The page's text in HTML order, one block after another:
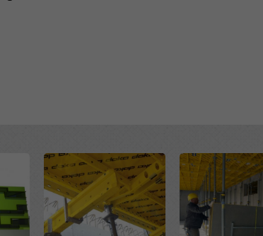
Open Open